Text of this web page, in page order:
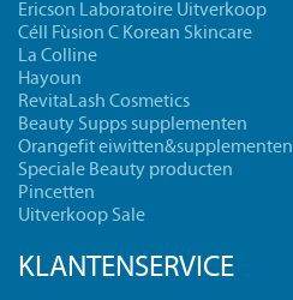
Ericson Laboratoire Uitverkoop
Céll Fùsion C Korean Skincare
La Colline
Hayoun
RevitaLash Cosmetics
Beauty Supps supplementen
Orangefit eiwitten&supplementen
Speciale Beauty producten
Pincetten
Uitverkoop Sale
KLANTENSERVICE